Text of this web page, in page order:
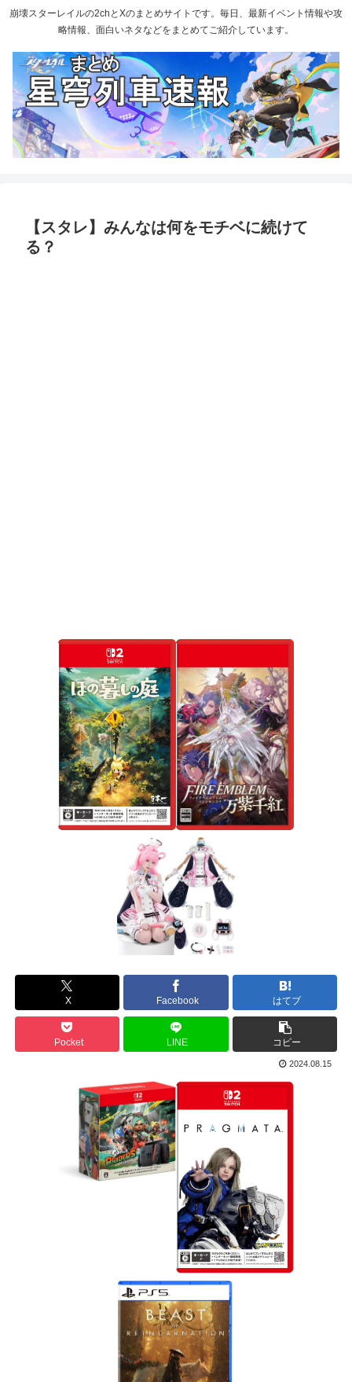
崩壊スターレイルの2chとXのまとめサイトです。毎日、最新イベント情報や攻
略情報、面白いネタなどをまとめてご紹介しています。
【スタレ】みんなは何をモチベに続けて
る？
X Facebook はてブ
Pocket LINE コピー
2024.08.15